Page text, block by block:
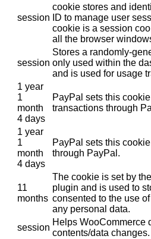
session
cookie stores and
ID to manage user
cookie is a session
all the browser
session
Stores a randomly-
only used within the
and is used for usage
1 year
1
month
4 days
PayPal sets this
transactions through
1 year
1
month
4 days
PayPal sets this
through PayPal.
11
months
The cookie is set by
plugin and is used to
consented to the use
any personal data.
session
Helps WooCommerce
contents/data changes.